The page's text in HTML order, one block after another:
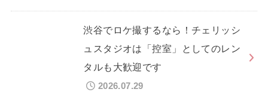
渋谷でロケ撮するなら！チェリッシ
ュスタジオは「控室」としてのレン
タルも大歓迎です
2026.07.29